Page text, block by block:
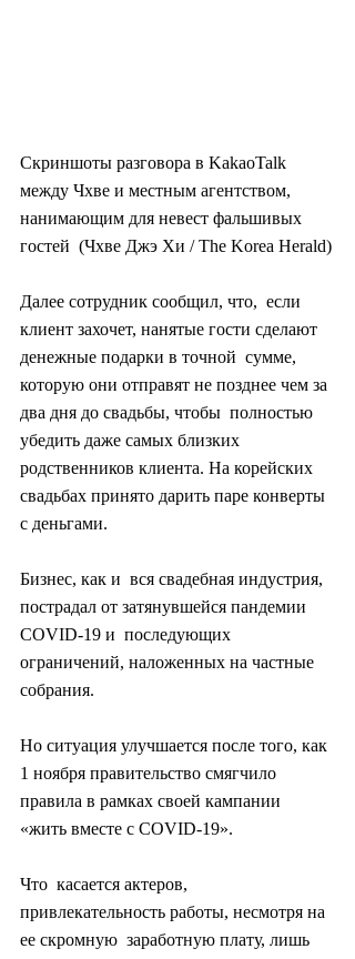
Скриншоты разговора в KakaoTalk
между Чхве и местным агентством,
нанимающим для невест фальшивых
гостей  (Чхве Джэ Хи / The Korea Herald)
Далее сотрудник сообщил, что,  если
клиент захочет, нанятые гости сделают
денежные подарки в точной  сумме,
которую они отправят не позднее чем за
два дня до свадьбы, чтобы  полностью
убедить даже самых близких
родственников клиента. На корейских
свадьбах принято дарить паре конверты
с деньгами.
Бизнес, как и  вся свадебная индустрия,
пострадал от затянувшейся пандемии
COVID-19 и  последующих
ограничений, наложенных на частные
собрания.
Но ситуация улучшается после того, как
1 ноября правительство смягчило
правила в рамках своей кампании
«жить вместе с COVID-19».
Что  касается актеров,
привлекательность работы, несмотря на
ее скромную  заработную плату, лишь